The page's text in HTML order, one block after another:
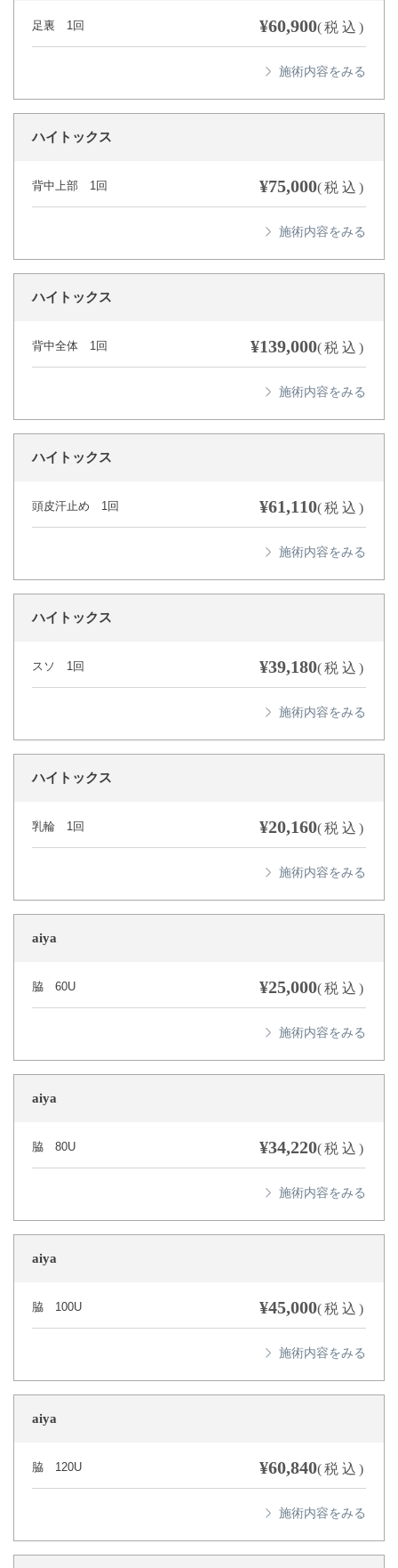
足裏 1回 ¥60,900(税込)
ハイトックス
背中上部 1回 ¥75,000(税込)
ハイトックス
背中全体 1回 ¥139,000(税込)
ハイトックス
頭皮汗止め 1回 ¥61,110(税込)
ハイトックス
スソ 1回 ¥39,180(税込)
ハイトックス
乳輪 1回 ¥20,160(税込)
aiya
脇 60U ¥25,000(税込)
aiya
脇 80U ¥34,220(税込)
aiya
脇 100U ¥45,000(税込)
aiya
脇 120U ¥60,840(税込)